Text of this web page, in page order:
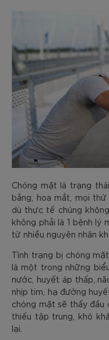
Chóng mặt là trạng
bằng, hoa mắt, mọi
dù thực tế chúng
không phải là 1 bệnh lý
từ nhiều nguyên nhân
Tình trạng bị chóng
là một trong những
nước, huyết áp thấp,
nhịp tim, hạ đường
chóng mặt sẽ thấy đầu
thiếu tập trung, khó
lại.